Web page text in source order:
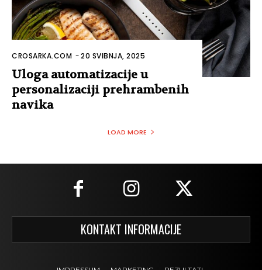
CROSARKA.COM -20 SVIBNJA, 2025
Uloga automatizacije u
personalizaciji prehrambenih
navika
LOAD MORE
KONTAKT INFORMACIJE